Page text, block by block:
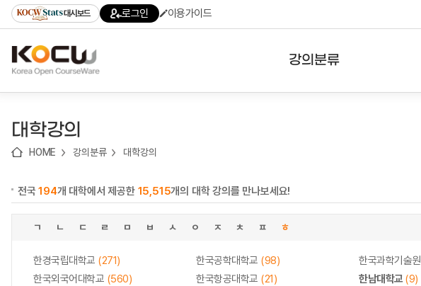
기
기
기
content)
가
대시보드 로그인 이용가이드
강의분류
대학강의
HOME 강의분류 대학강의
전국194개 대학에서 제공한 15,515개의 대학 강의를 만나보세요!
ㄱ ㄴ ㄷ ㄹ ㅁ ㅂ ㅅ ㅇ ㅈ ㅊ ㅍ ㅎ
한경국립대학교 (271) 한국공학대학교 (98) 한국과학기술원
한국외국어대학교 (560) 한국항공대학교 (21) 한남대학교(9)